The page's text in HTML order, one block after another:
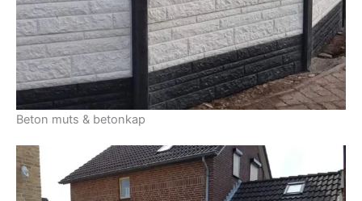
Beton muts & betonkap